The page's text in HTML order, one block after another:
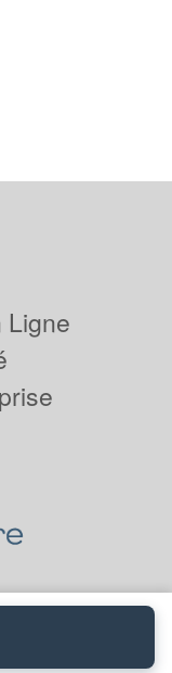
Ligne